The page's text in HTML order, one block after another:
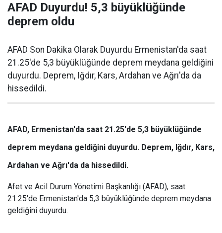
AFAD Duyurdu! 5,3 büyüklüğünde
deprem oldu
AFAD Son Dakika Olarak Duyurdu Ermenistan'da saat
21.25'de 5,3 büyüklüğünde deprem meydana geldiğini
duyurdu. Deprem, Iğdır, Kars, Ardahan ve Ağrı'da da
hissedildi.
AFAD, Ermenistan'da saat 21.25'de 5,3 büyüklüğünde
deprem meydana geldiğini duyurdu. Deprem, Iğdır, Kars,
Ardahan ve Ağrı'da da hissedildi.
Afet ve Acil Durum Yönetimi Başkanlığı (AFAD), saat
21.25'de Ermenistan'da 5,3 büyüklüğünde deprem meydana
geldiğini duyurdu.